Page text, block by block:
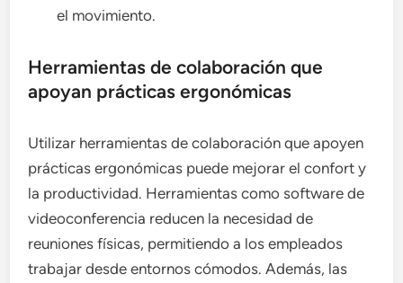
el movimiento.
Herramientas de colaboración que
apoyan prácticas ergonómicas
Utilizar herramientas de colaboración que apoyen
prácticas ergonómicas puede mejorar el confort y
la productividad. Herramientas como software de
videoconferencia reducen la necesidad de
reuniones físicas, permitiendo a los empleados
trabajar desde entornos cómodos. Además, las